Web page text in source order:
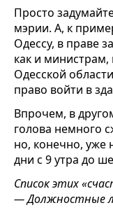
Просто
мэрии. А, к
Одессу, в праве
как и министрам,
Одесской
право войти в
Впрочем, в
голова немного
но, конечно, уже
дни с 9 утра до
Список этих
— Должностные